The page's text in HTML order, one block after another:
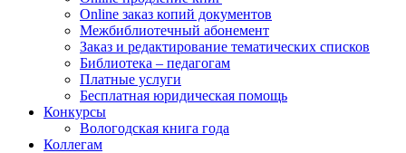
Online заказ копий документов
Межбиблиотечный абонемент
Заказ и редактирование тематических списков
Библиотека – педагогам
Платные услуги
Бесплатная юридическая помощь
Конкурсы
Вологодская книга года
Коллегам